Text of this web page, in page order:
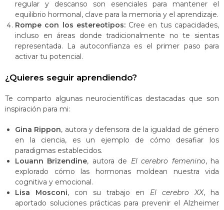
regular y descanso son esenciales para mantener el
equilibrio hormonal, clave para la memoria y el aprendizaje​​.
Rompe con los estereotipos:Cree en tus capacidades,
incluso en áreas donde tradicionalmente no te sientas
representada. La autoconfianza es el primer paso para
activar tu potencial.
¿Quieres seguir aprendiendo?
Te comparto algunas neurocientíficas destacadas que son
inspiración para mi:
Gina Rippon, autora y defensora de la igualdad de género
en la ciencia, es un ejemplo de cómo desafiar los
paradigmas establecidos.
Louann Brizendine, autora de El cerebro femenino, ha
explorado cómo las hormonas moldean nuestra vida
cognitiva y emocional​.
Lisa Mosconi, con su trabajo en El cerebro XX, ha
aportado soluciones prácticas para prevenir el Alzheimer